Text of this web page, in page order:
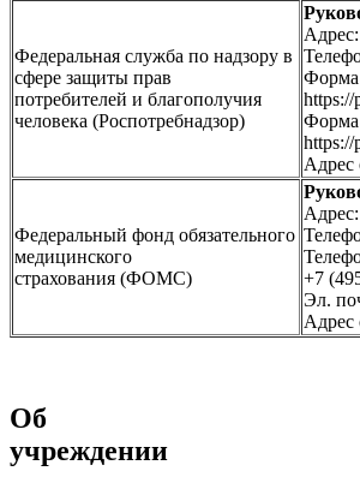
Федеральная служба по надзору в
сфере защиты прав
потребителей и благополучия
человека (Роспотребнадзор)
Форма
https://
Форма
https://
Адрес
Федеральный фонд обязательного
медицинского
страхования (ФОМС)
+7
Эл.
Адрес
Об
учреждении